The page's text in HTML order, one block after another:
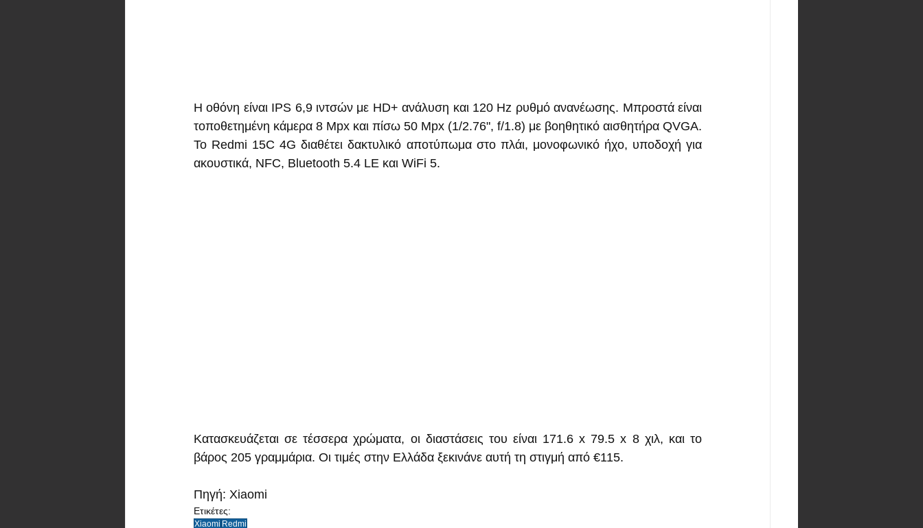
Η οθόνη είναι IPS 6,9 ιντσών με HD+ ανάλυση και 120 Hz ρυθμό ανανέωσης. Μπροστά είναι
τοποθετημένη κάμερα 8 Mpx και πίσω 50 Mpx (1/2.76", f/1.8) με βοηθητικό αισθητήρα QVGA.
Το Redmi 15C 4G διαθέτει δακτυλικό αποτύπωμα στο πλάι, μονοφωνικό ήχο, υποδοχή για
ακουστικά, NFC, Bluetooth 5.4 LE και WiFi 5.
Κατασκευάζεται σε τέσσερα χρώματα, οι διαστάσεις του είναι 171.6 x 79.5 x 8 χιλ, και το
βάρος 205 γραμμάρια. Οι τιμές στην Ελλάδα ξεκινάνε αυτή τη στιγμή από €115.
Πηγή: Xiaomi
Ετικέτες:
Xiaomi Redmi